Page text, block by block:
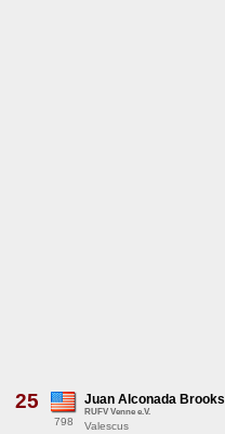
25
798
Juan Alconada Brooks
RUFV Venne e.V.
Valescus